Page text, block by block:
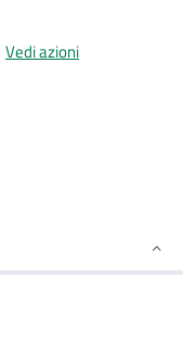
Vedi azioni